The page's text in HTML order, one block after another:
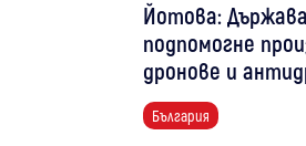
Йотова:
подпомогне
дронове и
България